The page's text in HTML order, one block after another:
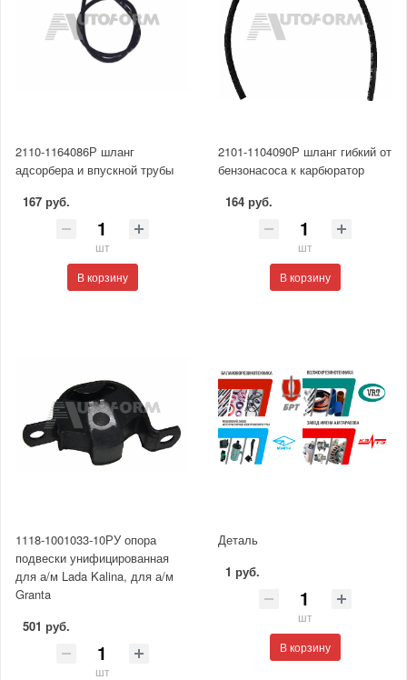
2110-1164086Р шланг
адсорбера и впускной трубы
167 руб.
шт
В корзину
2101-1104090Р шланг гибкий от
бензонасоса к карбюратор
164 руб.
шт
В корзину
1118-1001033-10РУ опора
подвески унифицированная
для а/м Lada Kalina, для а/м
Granta
501 руб.
шт
Деталь
1 руб.
шт
В корзину